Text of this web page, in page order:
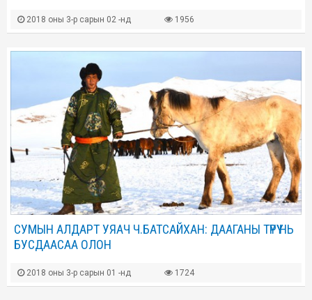
2018 оны 3-р сарын 02 -нд 1956
СУМЫН АЛДАРТ УЯАЧ Ч.БАТСАЙХАН: ДААГАНЫ ТҮРҮҮ НЬ
БУСДААСАА ОЛОН
2018 оны 3-р сарын 01 -нд 1724